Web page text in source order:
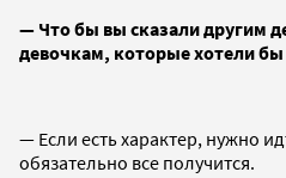
— Что бы вы сказали другим
девочкам, которые хотели бы
— Если есть характер, нужно
обязательно все получится.